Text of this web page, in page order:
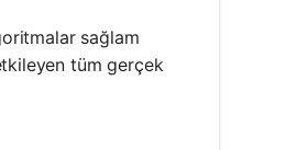
sağlam
tüm gerçek